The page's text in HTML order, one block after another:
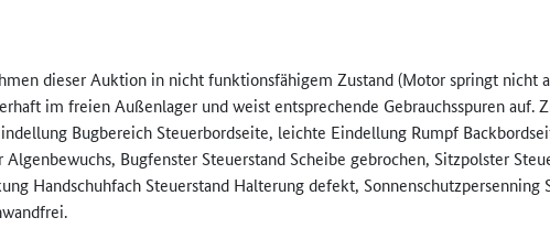
dieser Auktion in nicht funktionsfähigem Zustand (Motor springt nicht
im freien Außenlager und weist entsprechende Gebrauchsspuren auf.
Bugbereich Steuerbordseite, leichte Eindellung Rumpf
Bugfenster Steuerstand Scheibe gebrochen, Sitzpolster
Handschuhfach Steuerstand Halterung defekt,